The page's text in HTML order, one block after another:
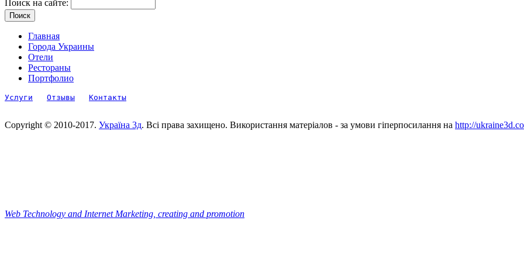
Поиск на сайте:
Главная
Города Украины
Отели
Рестораны
Портфолио
Услуги Отзывы Контакты
Copyright © 2010-2017. Україна 3д. Всі права захищено. Використання матеріалов - за умови гіперпосилання на http://
Web Technology and Internet Marketing, сreating and promotion